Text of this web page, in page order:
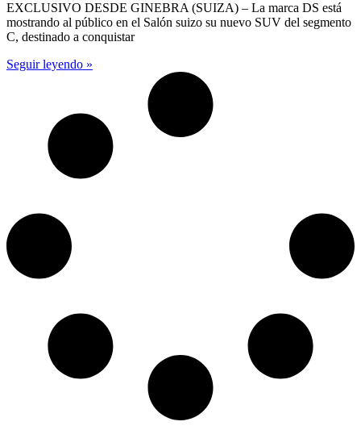
EXCLUSIVO DESDE GINEBRA (SUIZA) – La marca DS está
mostrando al público en el Salón suizo su nuevo SUV del segmento
C, destinado a conquistar
Seguir leyendo »